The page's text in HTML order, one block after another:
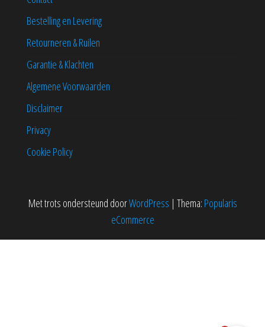
Bestelling en Levering
Retourneren & Ruilen
Garantie & Klachten
Algemene Voorwaarden
Disclaimer
Privacy
Cookie Policy
Met trots ondersteund doorWordPress | Thema: Popularis
eCommerce